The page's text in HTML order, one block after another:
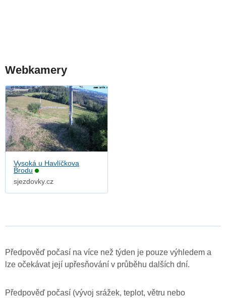
Webkamery
Vysoká u Havlíčkova
Brodu
sjezdovky.cz
Předpověď počasí na více než týden je pouze výhledem a
lze očekávat její upřesňování v průběhu dalších dní.
Předpověď počasí (vývoj srážek, teplot, větru nebo